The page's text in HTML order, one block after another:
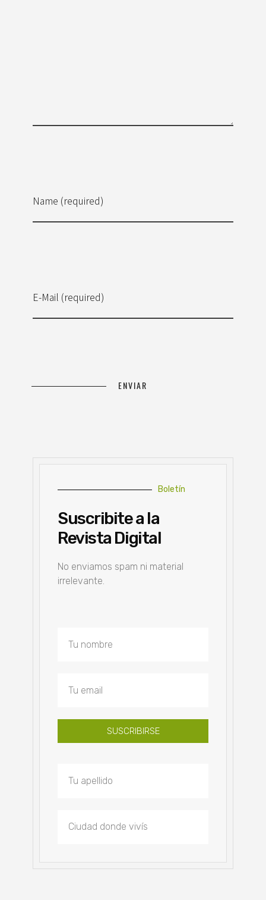
Name (required)
E-Mail (required)
Boletín
Suscribite a la
Revista Digital
No enviamos spam ni material
irrelevante.
SUSCRIBIRSE